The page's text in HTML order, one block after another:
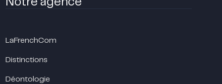
LaFrenchCom
Distinctions
Déontologie